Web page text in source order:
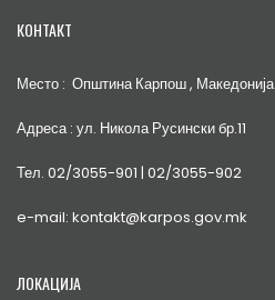
КОНТАКТ
Место : Општина Карпош , Македонија
Адреса : ул. Никола Русински бр.11
Тел. 02/3055-901 | 02/3055-902
e-mail: kontakt@karpos.gov.mk
ЛОКАЦИЈА